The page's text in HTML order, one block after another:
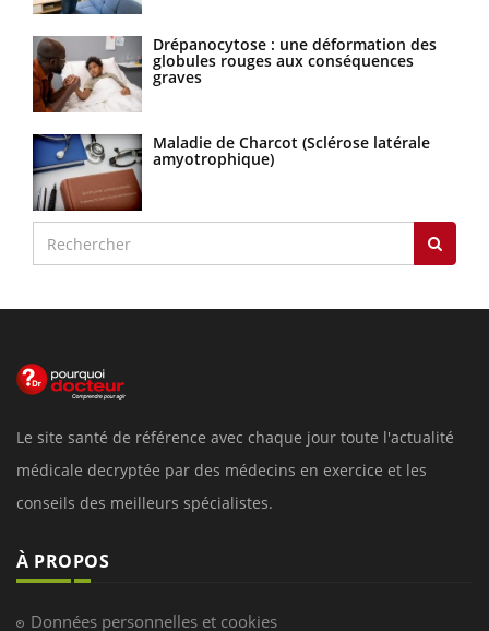
Drépanocytose : une déformation des
globules rouges aux conséquences
graves
Maladie de Charcot (Sclérose latérale
amyotrophique)
Le site santé de référence avec chaque jour toute l'actualité
médicale decryptée par des médecins en exercice et les
conseils des meilleurs spécialistes.
À PROPOS
Données personnelles et cookies